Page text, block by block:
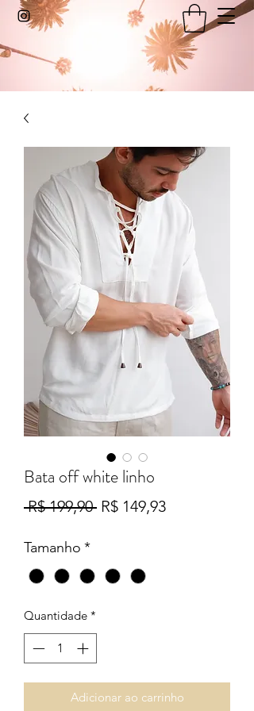
Bata off white linho
R$ 199,90 Preço
R$ 149,93Preço
Tamanho *
Quantidade *
Adicionar ao carrinho